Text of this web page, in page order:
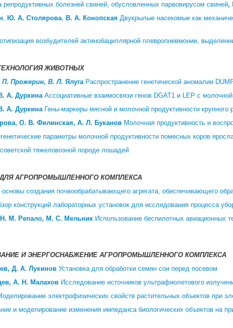
репродуктивных болезней свиней, обусловленных парвовирусом свиней,
, Ю. А. Столярова, В. А. Конопская Двукрылые насекомые как
возбудителей актинобациллярной плевропневмонии,
ЖИВОТНЫХ
П. Прожерин, В. Л. ЯлугаРаспространение генетической аномалии
А. ДуркинаАссоциативные взаимосвязи генов DGAT1 и LEP с
А. ДуркинаГены-маркеры мясной и молочной продуктивности крупного
О. В. Филинская, А. Л. Буканов Молочная продуктивность и
параметры молочной продуктивности помесных коров
тяжеловозной породе лошадей
АГРОПРОМЫШЛЕННОГО КОМПЛЕКСА
основы создания почвообрабатывающего агрегата, обеспечивающего
конструкций лабораторных установок для исследования процесса
М. Репало, М. С. Мельник Использование беспилотных авиационных
И ЭНЕРГОСНАБЖЕНИЕ АГРОПРОМЫШЛЕННОГО КОМПЛЕКСА
Д. А. Лукинов Установка для обработки семян сои перед посевом
А. Н. Малахов Исследование источников ультрафиолетового
электрофизических свойств растительных объектов при
и моделирование изменения импеданса биологических объектов на